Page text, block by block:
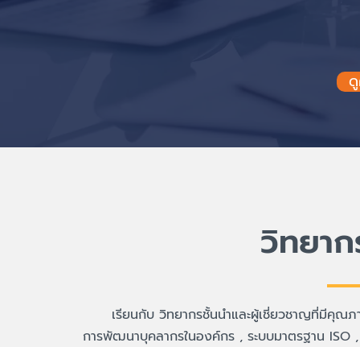
วิทยา
เรียนกับ วิทยากรชั้นนำและผู้เชี่ยวชาญที่มีคุณ
การพัฒนาบุคลากรในองค์กร , ระบบมาตรฐาน